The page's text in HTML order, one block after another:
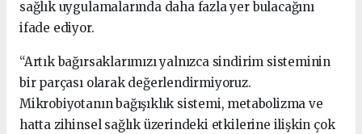
sağlık uygulamalarında daha fazla yer bulacağını
ifade ediyor.
“Artık bağırsaklarımızı yalnızca sindirim sisteminin
bir parçası olarak değerlendirmiyoruz.
Mikrobiyotanın bağışıklık sistemi, metabolizma ve
hatta zihinsel sağlık üzerindeki etkilerine ilişkin çok